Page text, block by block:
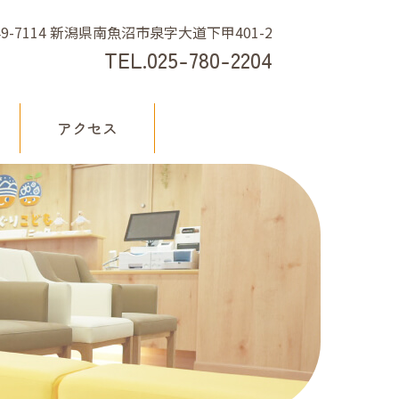
7114 新潟県南魚沼市泉字大道下甲401-2
TEL.025-780-2204
アクセス